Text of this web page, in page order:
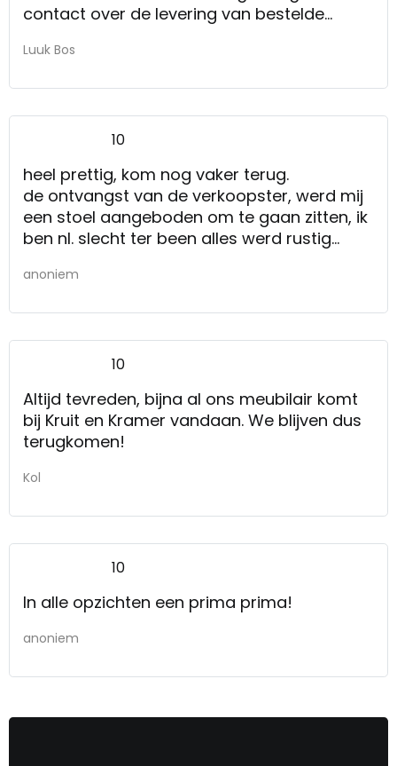
contact over de levering van bestelde
Luuk Bos
10
heel prettig, kom nog vaker terug.
de ontvangst van de verkoopster, werd mij
een stoel aangeboden om te gaan zitten, ik
ben nl. slecht ter been alles werd rustig
anoniem
10
Altijd tevreden, bijna al ons meubilair komt
bij Kruit en Kramer vandaan. We blijven dus
terugkomen!
Kol
10
In alle opzichten een prima prima!
anoniem